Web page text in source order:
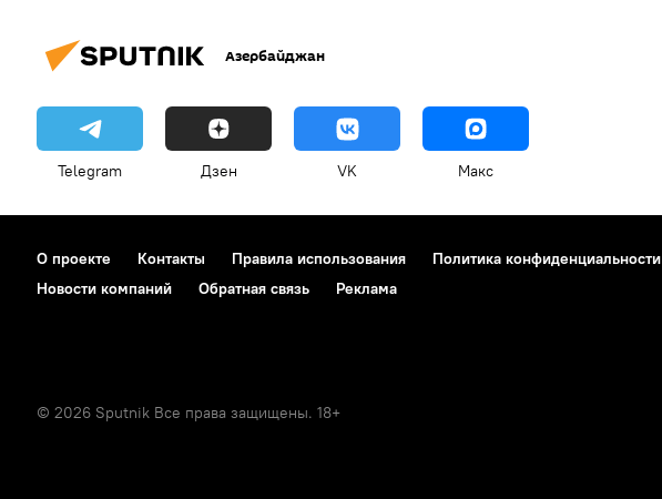
Азербайджан
Telegram Дзен VK Макс
О проекте Контакты Правила использования Политика конфиденциальности
Новости компаний
Обратная связь Реклама
© 2026 Sputnik Все права защищены. 18+